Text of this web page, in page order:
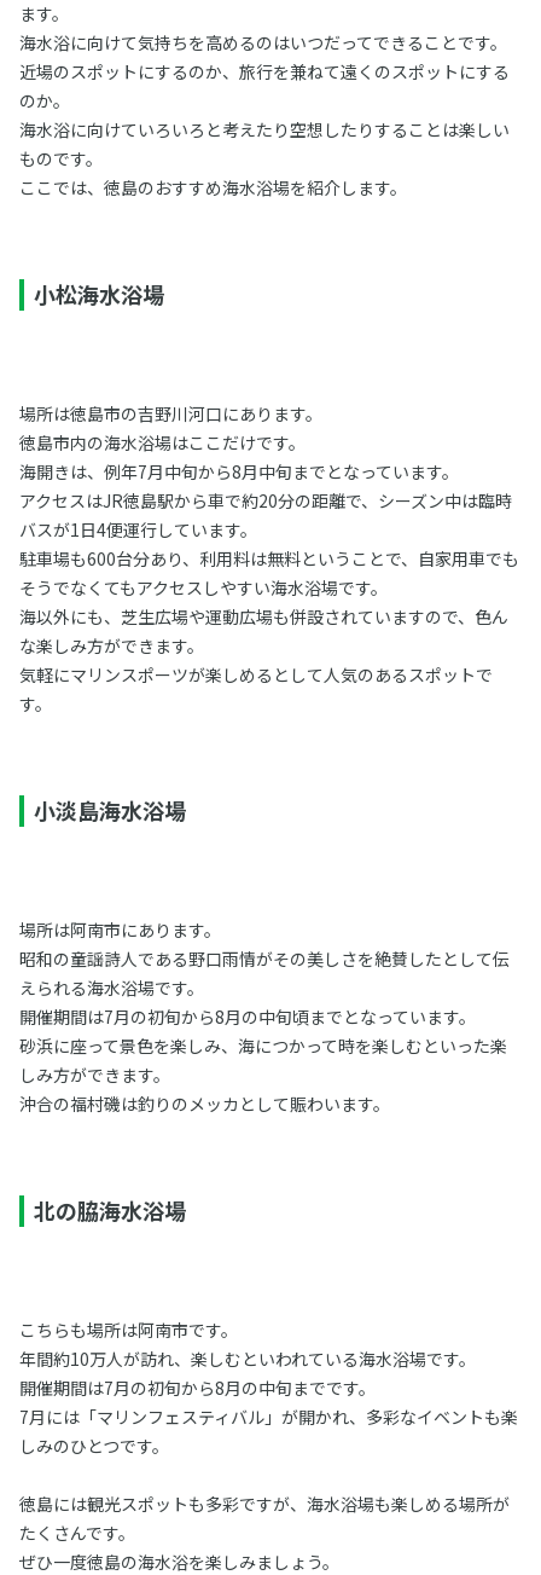
ます。
海水浴に向けて気持ちを高めるのはいつだってできることです。
近場のスポットにするのか、旅行を兼ねて遠くのスポットにする
のか。
海水浴に向けていろいろと考えたり空想したりすることは楽しい
ものです。
ここでは、徳島のおすすめ海水浴場を紹介します。
小松海水浴場
場所は徳島市の吉野川河口にあります。
徳島市内の海水浴場はここだけです。
海開きは、例年7月中旬から8月中旬までとなっています。
アクセスはJR徳島駅から車で約20分の距離で、シーズン中は臨時
バスが1日4便運行しています。
駐車場も600台分あり、利用料は無料ということで、自家用車でも
そうでなくてもアクセスしやすい海水浴場です。
海以外にも、芝生広場や運動広場も併設されていますので、色ん
な楽しみ方ができます。
気軽にマリンスポーツが楽しめるとして人気のあるスポットで
す。
小淡島海水浴場
場所は阿南市にあります。
昭和の童謡詩人である野口雨情がその美しさを絶賛したとして伝
えられる海水浴場です。
開催期間は7月の初旬から8月の中旬頃までとなっています。
砂浜に座って景色を楽しみ、海につかって時を楽しむといった楽
しみ方ができます。
沖合の福村磯は釣りのメッカとして賑わいます。
北の脇海水浴場
こちらも場所は阿南市です。
年間約10万人が訪れ、楽しむといわれている海水浴場です。
開催期間は7月の初旬から8月の中旬までです。
7月には「マリンフェスティバル」が開かれ、多彩なイベントも楽
しみのひとつです。
徳島には観光スポットも多彩ですが、海水浴場も楽しめる場所が
たくさんです。
ぜひ一度徳島の海水浴を楽しみましょう。